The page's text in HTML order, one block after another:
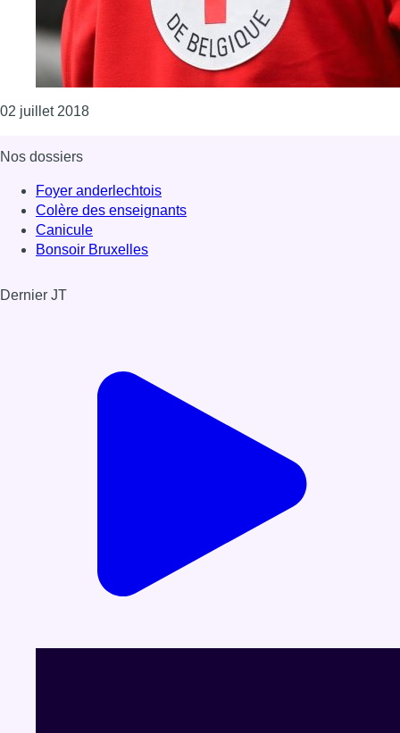
02 juillet 2018Consulter l'article "160 secouristes de la Croix-
Nos dossiers
Foyer anderlechtois
Colère des enseignants
Canicule
Bonsoir Bruxelles
Dernier JT